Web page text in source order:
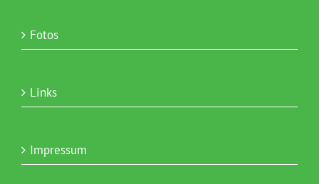
Fotos
Links
Impressum